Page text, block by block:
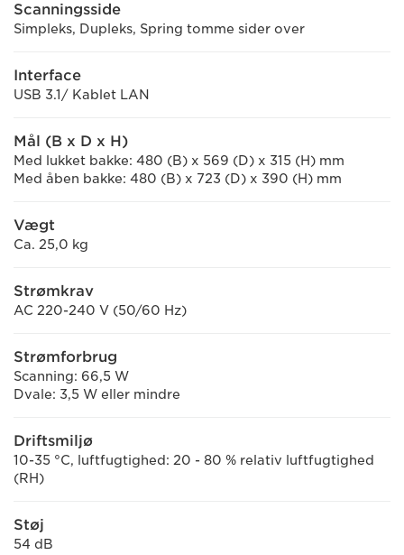
Scanningsside
Simpleks, Dupleks, Spring tomme sider over
Interface
USB 3.1/ Kablet LAN
Mål (B x D x H)
Med lukket bakke: 480 (B) x 569 (D) x 315 (H) mm
Med åben bakke: 480 (B) x 723 (D) x 390 (H) mm
Vægt
Ca. 25,0 kg
Strømkrav
AC 220-240 V (50/60 Hz)
Strømforbrug
Scanning: 66,5 W
Dvale: 3,5 W eller mindre
Driftsmiljø
10-35 °C, luftfugtighed: 20 - 80 % relativ luftfugtighed
(RH)
Støj
54 dB